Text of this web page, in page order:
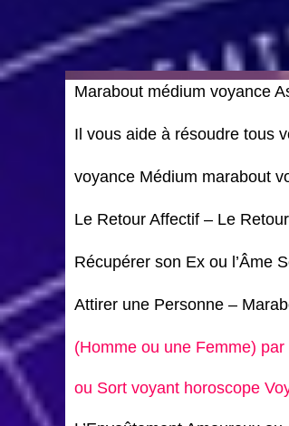
Marabout médium voyance
Il vous aide à résoudre tous
voyance Médium marabout
Le Retour Affectif – Le
Récupérer son Ex ou l’Âme
Attirer une Personne –
(Homme ou une Femme) par
ou Sort voyant horoscope